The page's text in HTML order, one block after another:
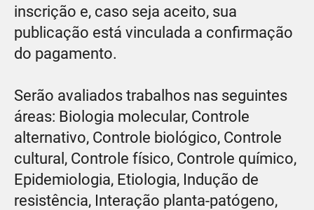
inscrição e, caso seja aceito, sua
publicação está vinculada a confirmação
do pagamento.
Serão avaliados trabalhos nas seguintes
áreas: Biologia molecular, Controle
alternativo, Controle biológico, Controle
cultural, Controle físico, Controle químico,
Epidemiologia, Etiologia, Indução de
resistência, Interação planta-patógeno,